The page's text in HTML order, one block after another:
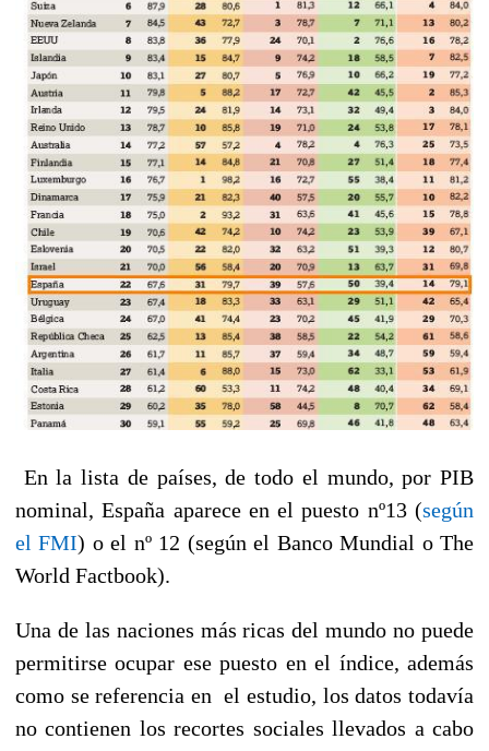
En la lista de países, de todo el mundo, por PIB
nominal, España aparece en el puesto nº13 (según
el FMI) o el nº 12 (según el Banco Mundial o The
World Factbook).
Una de las naciones más ricas del mundo no puede
permitirse ocupar ese puesto en el índice, además
como se referencia en el estudio, los datos todavía
no contienen los recortes sociales llevados a cabo